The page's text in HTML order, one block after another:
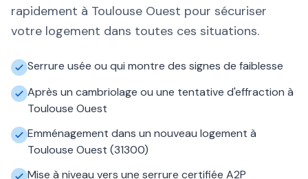
rapidement à Toulouse Ouest pour sécuriser
votre logement dans toutes ces situations.
Serrure usée ou qui montre des signes de faiblesse
Après un cambriolage ou une tentative d'effraction à
Toulouse Ouest
Emménagement dans un nouveau logement à
Toulouse Ouest (31300)
Mise à niveau vers une serrure certifiée A2P